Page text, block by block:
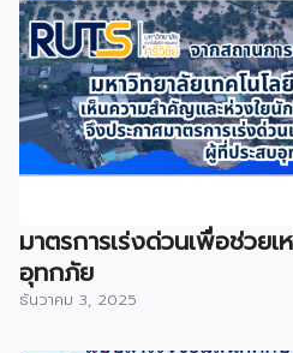
มาตรการเร่งด่วนเพื่อช่วย
อุทกภัย
ธันวาคม 3, 2025